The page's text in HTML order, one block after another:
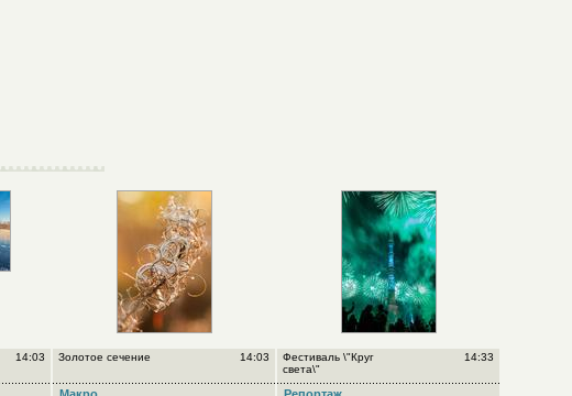
14:03 14:03
Золотое сечение 14:33
Фестиваль \"Круг
света\"